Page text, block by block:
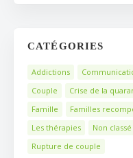
CATÉGORIES
Addictions
Couple
Crise de la
Famille
Familles
Les thérapies
Non classé
Rupture de couple